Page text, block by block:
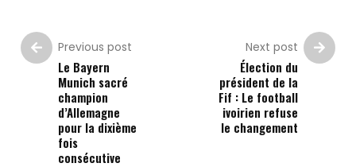
Previous post
Le Bayern
Munich sacré
champion
d’Allemagne
pour la dixième
fois
consécutive
Next post
Élection du
président de la
Fif : Le football
ivoirien refuse
le changement